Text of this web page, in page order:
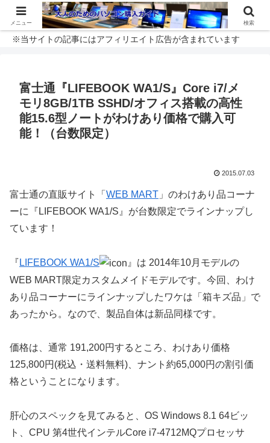
※当サイトの記事にはアフィリエイト広告が含まれています
富士通『LIFEBOOK WA1/S』Core i7/メ
モリ8GB/1TB SSHD/オフィス搭載の高性
能15.6型ノートがわけあり価格で購入可
能！（台数限定）
2015.07.03
富士通の直販サイト「 WEB MART 」のわけあり品コーナ
ーに『LIFEBOOK WA1/S』が台数限定でラインナップし
ています！
『 LIFEBOOK WA1/S
』は 2014年10月モデルの
WEB MART限定カスタムメイドモデルです。今回、わけ
あり品コーナーにラインナップしたワケは「箱キズ品」で
あったから。なので、製品自体は新品同様です。
価格は、通常 191,200円するところ、わけあり価格
125,800円(税込・送料無料)、ナント約65,000円の割引価
格ということになります。
肝心のスペックを見てみると、OS Windows 8.1 64ビッ
ト、CPU 第4世代インテルCore i7-4712MQプロセッサ
メニュー 検索